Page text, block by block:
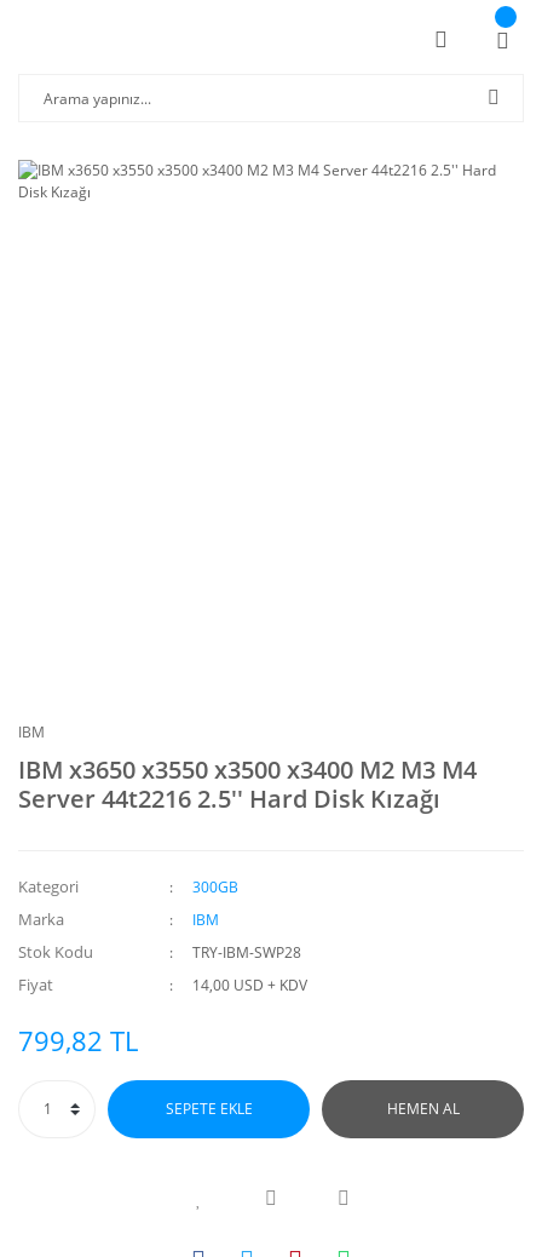
IBM
IBM x3650 x3550 x3500 x3400 M2 M3 M4
Server 44t2216 2.5'' Hard Disk Kızağı
Kategori 300GB
Marka IBM
Stok Kodu TRY-IBM-SWP28
Fiyat 14,00 USD + KDV
799,82 TL
SEPETE EKLE HEMEN AL